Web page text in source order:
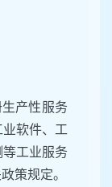
产性服务
软件、工
工业服务
策规定。